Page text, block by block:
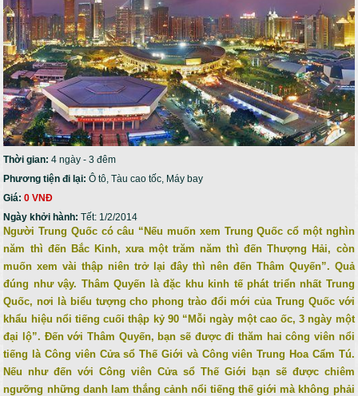
Thời gian:4 ngày - 3 đêm
Phương tiện đi lại:Ô tô, Tàu cao tốc, Máy bay
Giá:0 VNĐ
Ngày khởi hành:Tết: 1/2/2014
Người Trung Quốc có câu “Nếu muốn xem Trung Quốc cổ một nghìn
năm thì đến Bắc Kinh, xưa một trăm năm thì đến Thượng Hải, còn
muốn xem vài thập niên trở lại đây thì nên đến Thâm Quyến”. Quả
đúng như vậy. Thâm Quyến là đặc khu kinh tế phát triển nhất Trung
Quốc, nơi là biểu tượng cho phong trào đổi mới của Trung Quốc với
khẩu hiệu nổi tiếng cuối thập kỷ 90 “Mỗi ngày một cao ốc, 3 ngày một
đại lộ”. Đến với Thâm Quyến, bạn sẽ được đi thăm hai công viên nổi
tiếng là Công viên Cửa sổ Thế Giới và Công viên Trung Hoa Cẩm Tú.
Nếu như đến với Công viên Cửa sổ Thế Giới bạn sẽ được chiêm
ngưỡng những danh lam thắng cảnh nổi tiếng thế giới mà không phải